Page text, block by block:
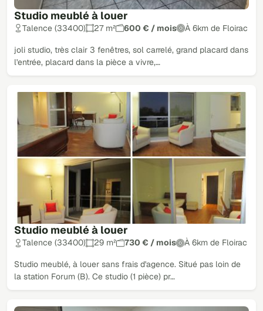
Studio meublé à louer
Talence (33400) 27 m² 600 € / mois À 6km de Floirac
joli studio, très clair 3 fenêtres, sol carrelé, grand placard dans
l'entrée, placard dans la pièce a vivre,…
Studio meublé à louer
Talence (33400) 29 m² 730 € / mois À 6km de Floirac
Studio meublé, à louer sans frais d'agence. Situé pas loin de
la station Forum (B). Ce studio (1 pièce) pr…